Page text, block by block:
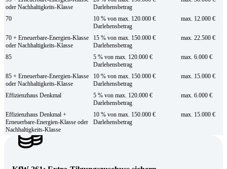
oder Nachhaltigkeits-Klasse
Darlehensbetrag
70
10 % von max. 120.000 €
Darlehensbetrag
max. 12.000 €
70 + Erneuerbare-Energien-Klasse
oder Nachhaltigkeits-Klasse
15 % von max. 150.000 €
Darlehensbetrag
max. 22.500 €
85
5 % von max. 120.000 €
Darlehensbetrag
max. 6.000 €
85 + Erneuerbare-Energien-Klasse
oder Nachhaltigkeits-Klasse
10 % von max. 150.000 €
Darlehensbetrag
max. 15.000 €
Effizienzhaus Denkmal
5 % von max. 120.000 €
Darlehensbetrag
max. 6.000 €
Effizienzhaus Denkmal +
Erneuerbare-Energien-Klasse oder
Nachhaltigkeits-Klasse
10 % von max. 150.000 €
Darlehensbetrag
max. 15.000 €